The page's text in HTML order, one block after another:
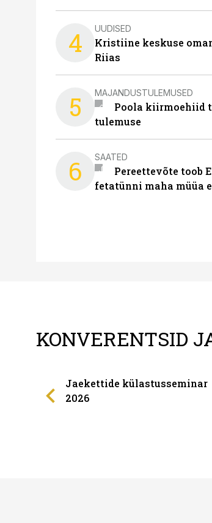
4 UUDISED
Kristiine keskuse
Riias
5 MAJANDUSTULEMUSED
Poola kiirmoehiid
tulemuse
6 SAATED
Pereettevõte toob
fetatünni maha müüa
KONVERENTSID
Jaekettide külastusseminar
2026